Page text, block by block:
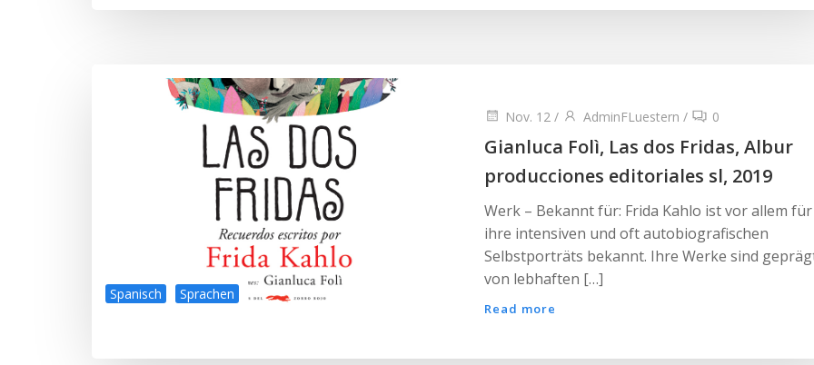
Spanisch Sprachen
Nov. 12 / AdminFLuestern / 0
Gianluca Folì, Las dos Fridas, Albur
producciones editoriales sl, 2019
Werk – Bekannt für: Frida Kahlo ist vor allem für
ihre intensiven und oft autobiografischen
Selbstporträts bekannt. Ihre Werke sind
von lebhaften […]
Read more